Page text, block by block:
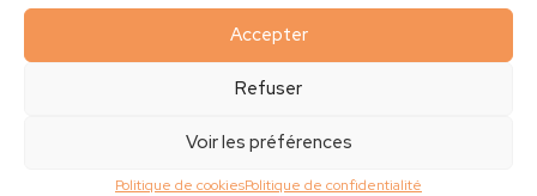
Accepter
Refuser
Voir les préférences
Politique de cookiesPolitique de confidentialité